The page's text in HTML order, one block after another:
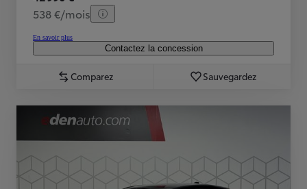
538 €/mois
En savoir plus
Contactez la concession
Comparez Sauvegardez